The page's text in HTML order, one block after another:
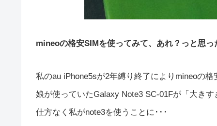
mineoの格安SIMを使ってみて、あれ？っと思
私のau iPhone5sが2年縛り終了によりmineoの
娘が使っていたGalaxy Note3 SC-01Fが「大き
仕方なく私がnote3を使うことに･･･